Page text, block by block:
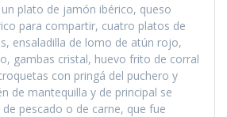
plato de jamón ibérico, queso
para compartir, cuatro platos de
ensaladilla de lomo de atún rojo,
gambas cristal, huevo frito de corral
con pringá del puchero y
de mantequilla y de principal se
pescado o de carne, que fue